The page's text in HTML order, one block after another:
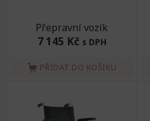
Přepravní vozík
7 145 Kč s DPH
PŘIDAT DO KOŠÍKU